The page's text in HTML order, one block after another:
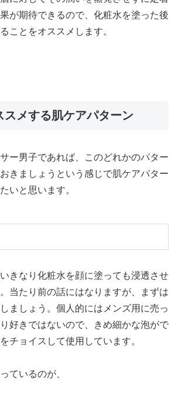
が期待できるので、化粧水を塗った後
ことをオススメします。
スメする肌ケアパターン
ー男子であれば、このどれかのパター
きましょうという感じで肌ケアパター
いと思います。
きなり化粧水を顔に塗っても浸透させ
当たり前の話にはなりますが、まずは
ましょう。個人的にはメンズ用に売っ
好きではないので、きめ細かな泡がで
チョイスして使用しています。
ているのが、